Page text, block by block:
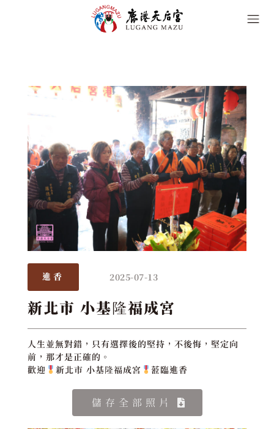
進香 2025-07-13
新北市 小基隆福成宮
人生並無對錯，只有選擇後的堅持，不後悔，堅定向
前，那才是正確的。
歡迎
新北市 小基隆福成宮 蒞臨進香
儲存全部照片